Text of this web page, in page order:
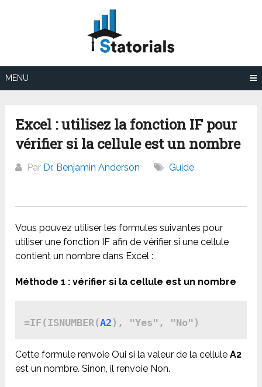
MENU
Excel : utilisez la fonction IF pour
vérifier si la cellule est un nombre
Par Dr. Benjamin Anderson Guide
Vous pouvez utiliser les formules suivantes pour
utiliser une fonction IF afin de vérifier si une cellule
contient un nombre dans Excel :
Méthode 1 : vérifier si la cellule est un nombre
=IF(ISNUMBER(A2
Cette formule renvoie Oui si la valeur de la celluleA2
est un nombre. Sinon, il renvoie Non.